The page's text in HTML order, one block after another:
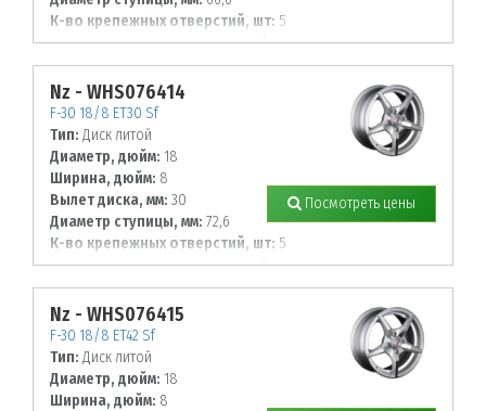
К-во крепежных отверстий, шт: 5
Диаметр располож. отверстий, мм:
112
Nz - WHS076414
F-30 18/8 ET30 Sf
Тип: Диск литой
Диаметр, дюйм: 18
Ширина, дюйм: 8
Вылет диска, мм: 30
Диаметр ступицы, мм: 72,6
К-во крепежных отверстий, шт: 5
Диаметр располож. отверстий, мм:
120
Посмотреть цены
Nz - WHS076415
F-30 18/8 ET42 Sf
Тип: Диск литой
Диаметр, дюйм: 18
Ширина, дюйм: 8